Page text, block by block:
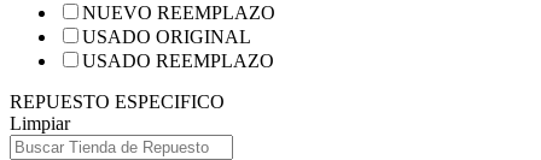
NUEVO REEMPLAZO
USADO ORIGINAL
USADO REEMPLAZO
REPUESTO ESPECIFICO
Limpiar